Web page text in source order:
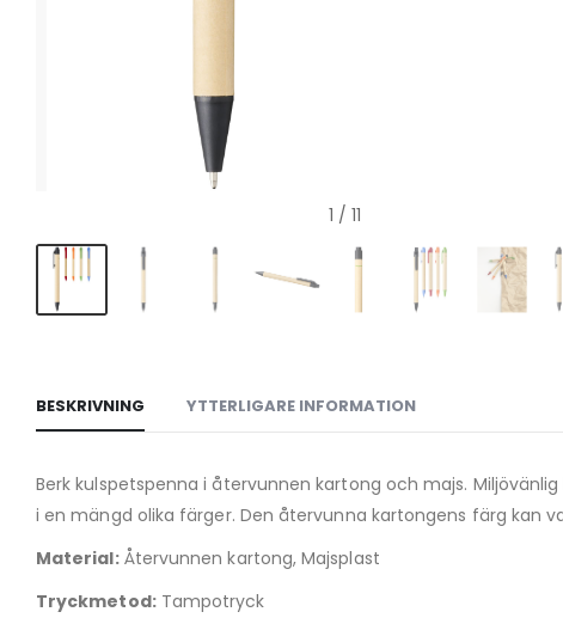
1 / 11
BESKRIVNING YTTERLIGARE INFORMATION
Berk kulspetspenna i återvunnen kartong och majs.
i en mängd olika färger. Den återvunna kartongens färg kan
Material:Återvunnen kartong, Majsplast
Tryckmetod:Tampotryck